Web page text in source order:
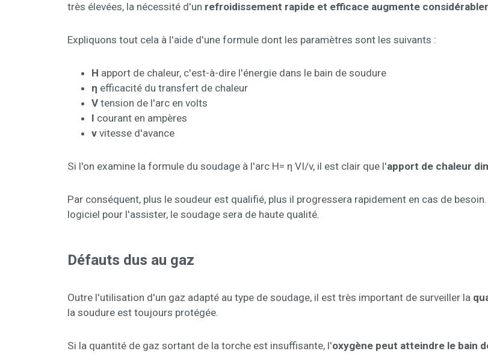
très élevées, la nécessité d'un refroidissement rapide et efficace augmente
Expliquons tout cela à l'aide d'une formule dont les paramètres sont les suivants :
H apport de chaleur, c'est-à-dire l'énergie dans le bain de soudure
η efficacité du transfert de chaleur
V tension de l'arc en volts
I courant en ampères
v vitesse d'avance
Si l'on examine la formule du soudage à l'arc H= η VI/v, il est clair que l'apport de chaleur
Par conséquent, plus le soudeur est qualifié, plus il progressera rapidement en cas de
logiciel pour l'assister, le soudage sera de haute qualité.
Défauts dus au gaz
Outre l'utilisation d'un gaz adapté au type de soudage, il est très important de surveiller la
la soudure est toujours protégée.
Si la quantité de gaz sortant de la torche est insuffisante, l'oxygène peut atteindre le bain